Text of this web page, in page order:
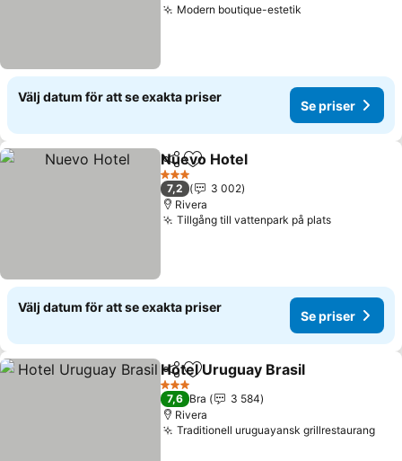
Modern boutique-estetik
Välj datum för att se exakta priser
Se priser
Dela Lägg till i Mina Favoriter
Nuevo Hotel
3 Stjärnor
7,2
3 002
Rivera
Tillgång till vattenpark på platsSe priser
Välj datum för att se exakta priser
Se priser
Dela Lägg till i Mina Favoriter
Hotel Uruguay Brasil
3 Stjärnor
7,6 Bra
3 584
Rivera
Traditionell uruguayansk grillrestaurangSe